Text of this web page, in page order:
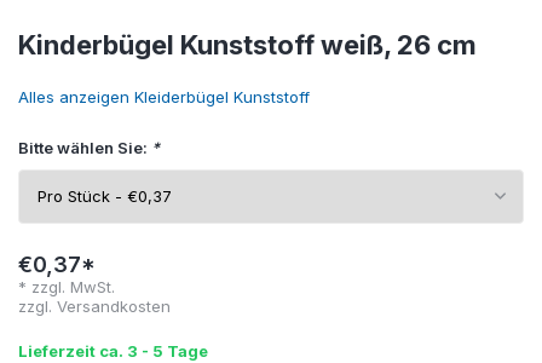
Kinderbügel Kunststoff weiß, 26 cm
Alles anzeigen Kleiderbügel Kunststoff
Bitte wählen Sie: *
€0,37*
* zzgl. MwSt.
zzgl. Versandkosten
Lieferzeit ca. 3 - 5 Tage